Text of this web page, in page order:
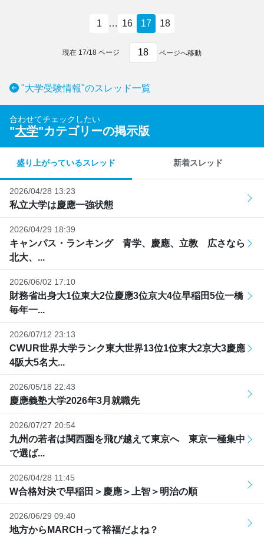
1 … 16 17 18
現在 17/18 ページ ページへ移動
"大学受験情報"のスレッド一覧
合わせてチェックしたい
"大学"カテゴリーの掲示版
盛り上がっているスレッド 新着スレッド
2026/04/28 13:23
私立大学は慶應一強状態
2026/04/29 18:39
キャンパス・ランキング 青学、慶應、立教 広さなら
北大、...
2026/06/02 17:10
財務省出身大1位東大2位慶應3位京大4位早稲田5位一橋
毎年一...
2026/07/12 23:13
CWUR世界大学ランク東大世界13位1位東大2京大3慶應
4阪大5名大...
2026/05/18 22:43
慶應義塾大学2026年3月就職先
2026/07/27 20:54
九州の若者は関西圏を飛び越えて東京へ 東京一極集中
で選ば...
2026/04/28 11:45
W合格対決で早稲田＞慶應＞上智＞明治の順
2026/06/29 09:40
地方からMARCHって裕福だよね？